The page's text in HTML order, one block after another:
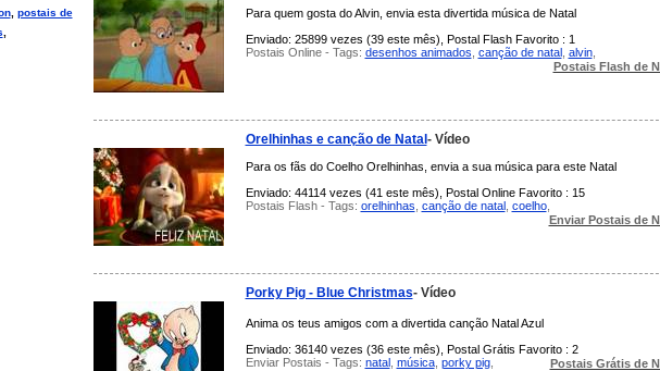
, postais de
Para quem gosta do Alvin, envia esta divertida música de Natal
Enviado: 25899 vezes (39 este mês), Postal Flash Favorito : 1
Postais Online - Tags: desenhos animados canção de natal, alvin,
Postais Flash de
Orelhinhas e canção de Natal - Vídeo
Para os fãs do Coelho Orelhinhas, envia a sua música para este Natal
Enviado: 44114 vezes (41 este mês), Postal Online Favorito : 15
Postais Flash - Tags: orelhinhas canção de natal, coelho,
Enviar Postais de
Porky Pig - Blue Christmas- Vídeo
Anima os teus amigos com a divertida canção Natal Azul
Enviado: 36140 vezes (36 este mês), Postal Grátis Favorito : 2
Enviar Postais - Tags: natal, música, porky pig, Postais Grátis de